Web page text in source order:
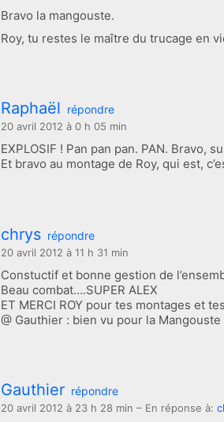
Bravo la mangouste.
Roy, tu restes le maître du trucage en
Raphaël répondre
20 avril 2012 à 0 h 05 min
EXPLOSIF ! Pan pan pan. PAN. Bravo,
Et bravo au montage de Roy, qui est,
chrys répondre
20 avril 2012 à 11 h 31 min
Constuctif et bonne gestion de
Beau combat….SUPER ALEX
ET MERCI ROY pour tes montages et
@ Gauthier : bien vu pour la Mangouste
Gauthier répondre
20 avril 2012 à 23 h 28 min – En réponse à: